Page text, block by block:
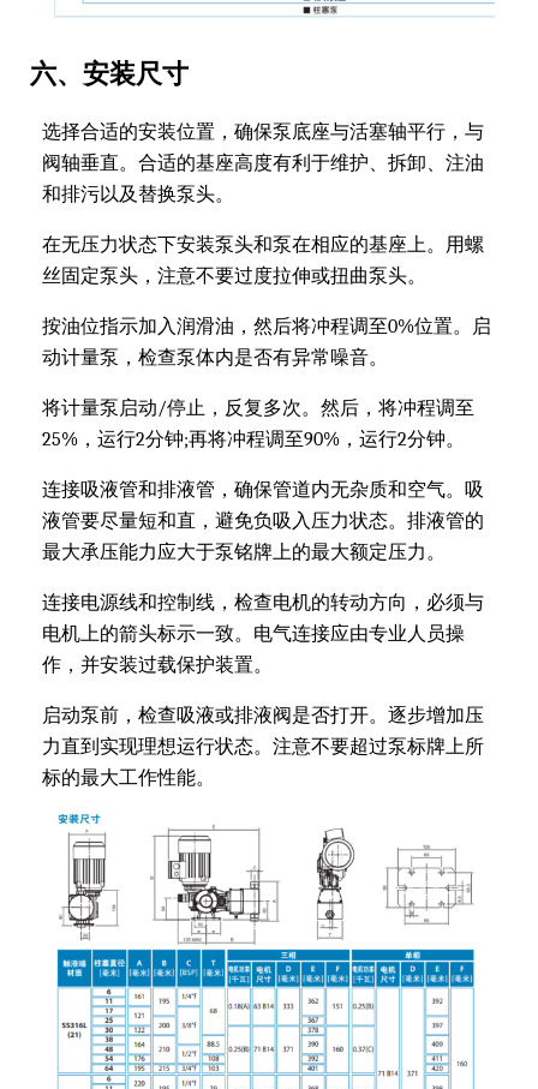
六、安装尺寸
选择合适的安装位置，确保泵底座与活塞轴平行，与
阀轴垂直。合适的基座高度有利于维护、拆卸、注油
和排污以及替换泵头。
在无压力状态下安装泵头和泵在相应的基座上。用螺
丝固定泵头，注意不要过度拉伸或扭曲泵头。
按油位指示加入润滑油，然后将冲程调至0%位置。启
动计量泵，检查泵体内是否有异常噪音。
将计量泵启动/停止，反复多次。然后，将冲程调至
25%，运行2分钟;再将冲程调至90%，运行2分钟。
连接吸液管和排液管，确保管道内无杂质和空气。吸
液管要尽量短和直，避免负吸入压力状态。排液管的
最大承压能力应大于泵铭牌上的最大额定压力。
连接电源线和控制线，检查电机的转动方向，必须与
电机上的箭头标示一致。电气连接应由专业人员操
作，并安装过载保护装置。
启动泵前，检查吸液或排液阀是否打开。逐步增加压
力直到实现理想运行状态。注意不要超过泵标牌上所
标的最大工作性能。